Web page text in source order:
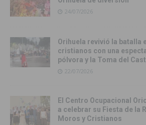
24/07/2026
Orihuela revivió la batalla
cristianos con una
pólvora y la Toma del
22/07/2026
El Centro Ocupacional
a celebrar su Fiesta de la
Moros y Cristianos